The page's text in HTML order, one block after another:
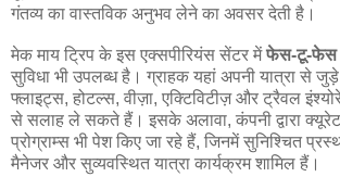
गंतव्य का वास्तविक अनुभव लेने का अवसर देती है।
मेक माय ट्रिप के इस एक्सपीरियंस सेंटर मेंफेस-टू-फेस
सुविधा भी उपलब्ध है। ग्राहक यहां अपनी यात्रा से
फ्लाइट्स, होटल्स, वीज़ा, एक्टिविटीज़ और ट्रैवल
से सलाह ले सकते हैं। इसके अलावा, कंपनी द्वारा क्यूरेट
प्रोग्राम्स भी पेश किए जा रहे हैं, जिनमें सुनिश्चित
मैनेजर और सुव्यवस्थित यात्रा कार्यक्रम शामिल हैं।